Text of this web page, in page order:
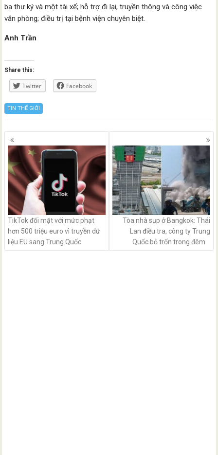
ba thư ký và một tài xế; hỗ trợ đi lại, truyền thông và công việc
văn phòng; điều trị tại bệnh viện chuyên biệt.
Anh Trần
Share this:
Twitter Facebook
TIN THẾ GIỚI
Posts
navigation
TikTok đối mặt với mức phạt
hơn 500 triệu euro vì truyền dữ
liệu EU sang Trung Quốc
Tòa nhà sụp ở Bangkok: Thái
Lan điều tra, công ty Trung
Quốc bỏ trốn trong đêm